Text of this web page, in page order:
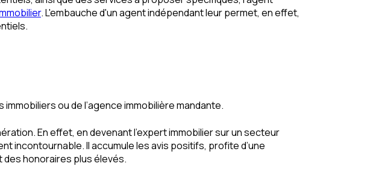
. L'embauche d'un agent indépendant leur permet, en effet,
ou de l’agence immobilière mandante.
En effet, en devenant l’expert immobilier sur un secteur
incontournable. Il accumule les avis positifs, profite d’une
honoraires plus élevés.